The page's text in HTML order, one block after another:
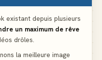
un livre de cuisine
existant depuis plusieurs
un maximum de rêve
drôles.
la meilleure image